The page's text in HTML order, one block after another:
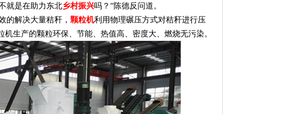
就是在助力东北乡村振兴吗？”陈德反问道。
的解决大量秸秆， 颗粒机利用物理碾压方式对秸秆进行压
生产的颗粒环保、节能、热值高、密度大、燃烧无污染。